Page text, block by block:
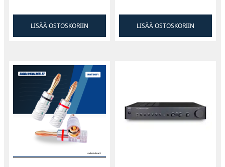
LISÄÄ OSTOSKORIIN LISÄÄ OSTOSKORIIN